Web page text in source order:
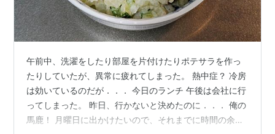
午前中、洗濯をしたり部屋を片付けたりポテサラを作っ
たりしていたが、異常に疲れてしまった。 熱中症？ 冷房
は効いているのだが．．． 今日のランチ 午後は会社に行
ってしまった。 昨日、行かないと決めたのに．．． 俺の
馬鹿！ 月曜日に出かけたいので、それまでに時間の余裕